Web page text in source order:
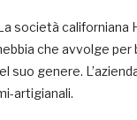
società californiana
che avvolge per
suo genere.
artigianali.